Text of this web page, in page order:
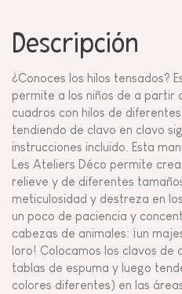
Descripción
¿Conoces los hilos tensados?
permite a los niños de a partir
cuadros con hilos de
tendiendo de clavo en clavo
instrucciones incluido. Esta
Les Ateliers Déco permite
relieve y de diferentes
meticulosidad y destreza en
un poco de paciencia y
cabezas de animales: ¡un
loro! Colocamos los clavos de
tablas de espuma y luego
colores diferentes) en las